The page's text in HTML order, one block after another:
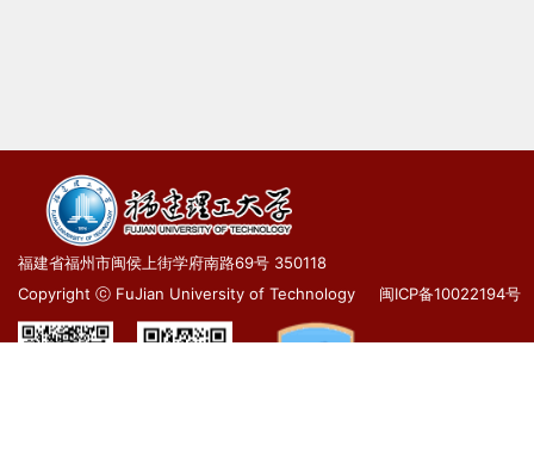
福建省福州市闽侯上街学府南路69号 350118
Copyright ⓒ FuJian University of Technology
闽ICP备10022194号